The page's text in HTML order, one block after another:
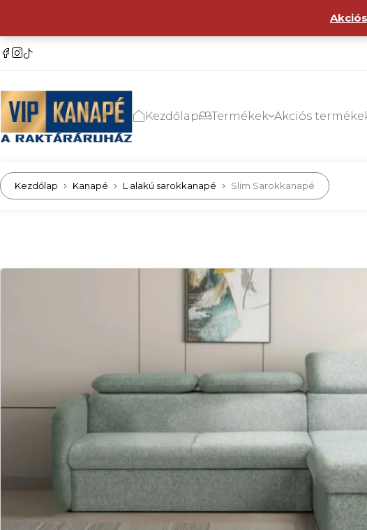
Kezdőlap Termékek Akciós
Kezdőlap Kanapé L alakú sarokkanapé Slim Sarokkanapé